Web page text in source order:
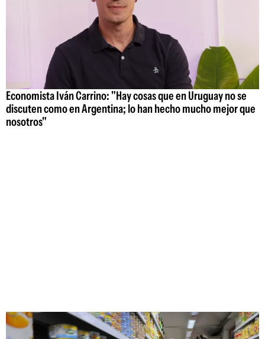
Economista Iván Carrino: "Hay cosas que en Uruguay no se
discuten como en Argentina; lo han hecho mucho mejor que
nosotros"